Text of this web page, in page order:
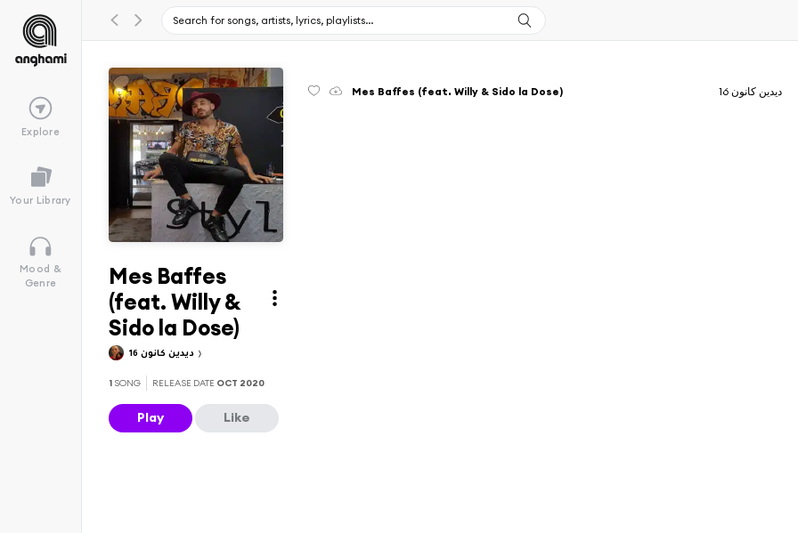
Explore
Your Library
Mood &
Genre
Mes Baffes
(feat. Willy &
Sido la Dose)
1 SONG RELEASE DATE OCT 2020
Play Like
Mes Baffes (feat. Willy & Sido la Dose) ديدين كانون 16